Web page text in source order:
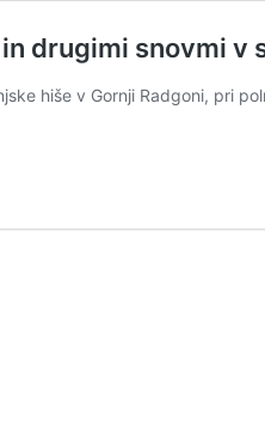
drugimi snovmi
hiše v Gornji Radgoni, pri